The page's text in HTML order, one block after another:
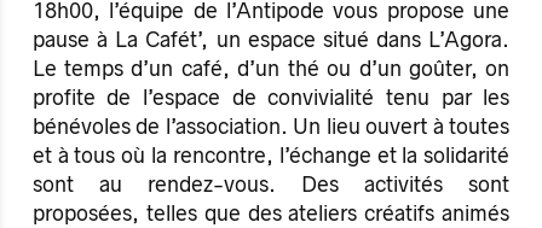
18h00, l’équipe de l’Antipode vous propose une
pause à La Cafét’, un espace situé dans L’Agora.
Le temps d’un café, d’un thé ou d’un goûter, on
profite de l’espace de convivialité tenu par les
bénévoles de l’association. Un lieu ouvert à toutes
et à tous où la rencontre, l’échange et la solidarité
sont au rendez-vous. Des activités sont
proposées, telles que des ateliers créatifs animés